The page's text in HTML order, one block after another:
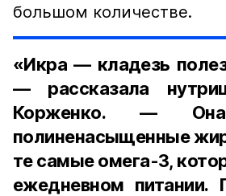
большом количестве.
«Икра — кладезь
— рассказала
Корженко. — Она
полиненасыщенные
те самые омега-3,
ежедневном питании.